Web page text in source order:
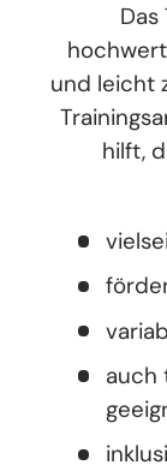
und leicht
hilft,
auch